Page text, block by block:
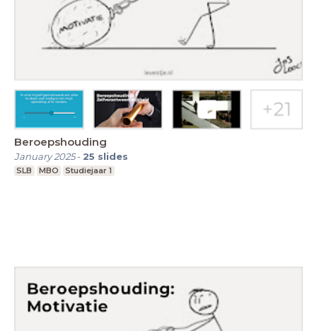
Beroepshouding
January 2025- 25 slides
SLB MBO Studiejaar 1